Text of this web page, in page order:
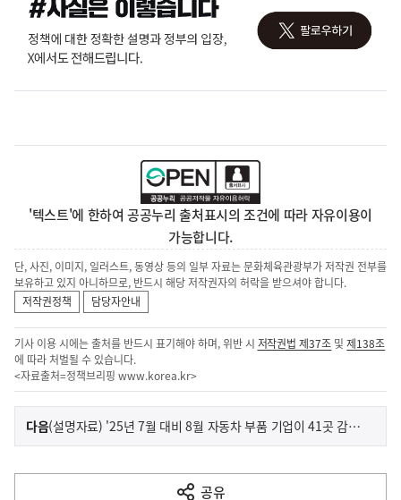
'텍스트'에 한하여 공공누리 출처표시의 조건에 따라 자유이용이
가능합니다.
단, 사진, 이미지, 일러스트, 동영상 등의 일부 자료는 문화체육관광부가 저작권 전부를
보유하고 있지 아니하므로, 반드시 해당 저작권자의 허락을 받으셔야 합니다.
저작권정책
담당자안내
기사 이용 시에는 출처를 반드시 표기해야 하며, 위반 시 저작권법 제37조 및제138조
에 따라 처벌될 수 있습니다.
<자료출처=정책브리핑 www.korea.kr>
이
전
다
다음기
(설명자료) '25년 7월 대비 8월 자동차 부품 기업이 41곳 감소했다는 것은 사실과 다름
공유